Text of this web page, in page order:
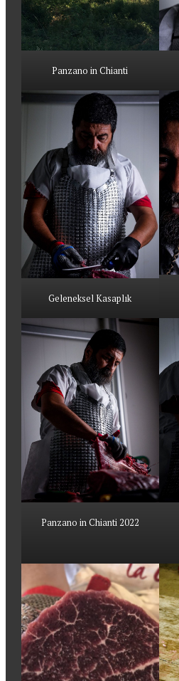
Panzano in Chianti
Geleneksel Kasaplık
Panzano in Chianti 2022